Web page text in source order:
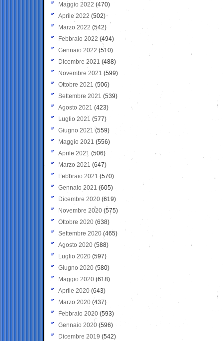
Maggio 2022 (470)
Aprile 2022 (502)
Marzo 2022 (542)
Febbraio 2022 (494)
Gennaio 2022 (510)
Dicembre 2021 (488)
Novembre 2021 (599)
Ottobre 2021 (506)
Settembre 2021 (539)
Agosto 2021 (423)
Luglio 2021 (577)
Giugno 2021(559)
Maggio 2021 (556)
Aprile 2021 (506)
Marzo 2021 (647)
Febbraio 2021 (570)
Gennaio 2021 (605)
Dicembre 2020 (619)
Novembre 2020 (575)
Ottobre 2020 (638)
Settembre 2020(465)
Agosto 2020 (588)
Luglio 2020 (597)
Giugno 2020 (580)
Maggio 2020 (618)
Aprile 2020 (643)
Marzo 2020 (437)
Febbraio 2020 (593)
Gennaio 2020 (596)
Dicembre 2019 (542)